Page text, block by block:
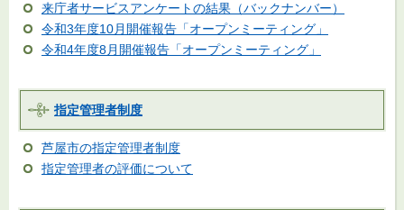
来庁者サービスアンケートの結果（バックナンバー）
令和3年度10月開催報告「オープンミーティング」
令和4年度8月開催報告「オープンミーティング」
指定管理者制度
芦屋市の指定管理者制度
指定管理者の評価について